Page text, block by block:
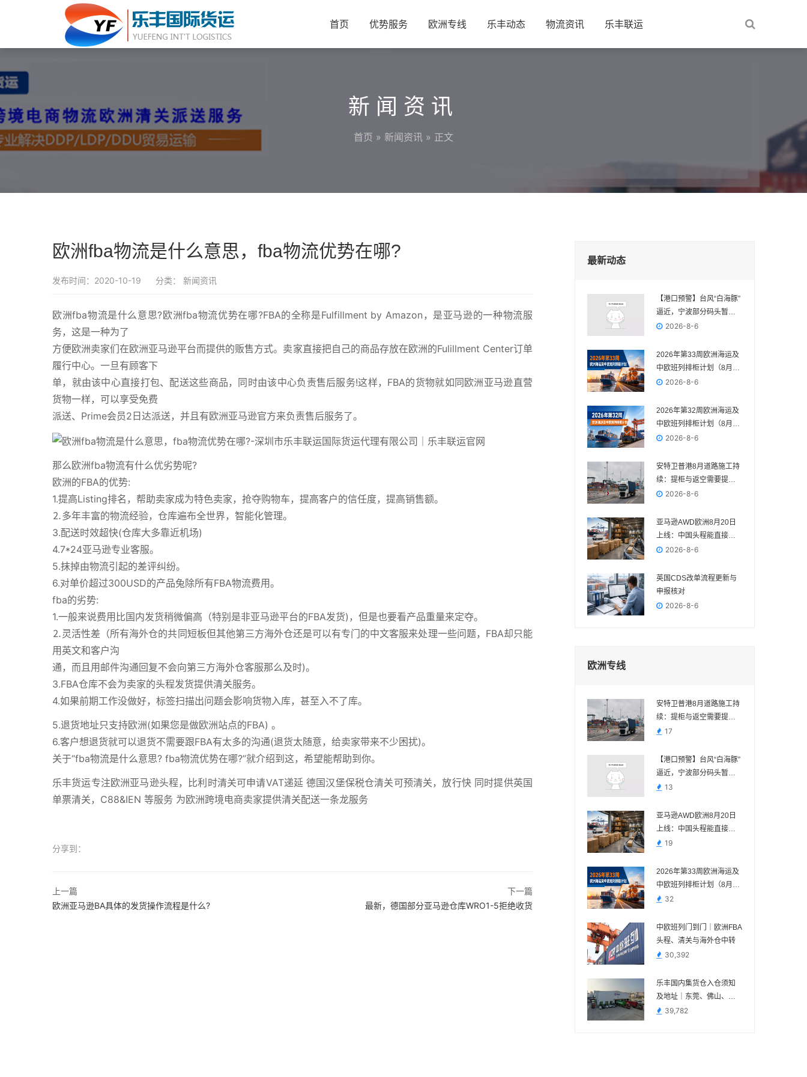
首页 优势服务 欧洲专线 乐丰动态 物流资讯 乐丰联运
新闻资讯
首页 » 新闻资讯 » 正文
欧洲fba物流是什么意思，fba物流优势在哪?
发布时间：2020-10-19 分类： 新闻资讯
欧洲fba物流是什么意思?欧洲fba物流优势在哪?FBA的全称是Fulfillment by Amazon，是亚马逊的一种物流服
务，这是一种为了
方便欧洲卖家们在欧洲亚马逊平台而提供的贩售方式。卖家直接把自己的商品存放在欧洲的Fulillment Center订单
履行中心。一旦有顾客下
单，就由该中心直接打包、配送这些商品，同时由该中心负责售后服务!这样，FBA的货物就如同欧洲亚马逊直营
货物一样，可以享受免费
派送、Prime会员2日达派送，并且有欧洲亚马逊官方来负责售后服务了。
那么欧洲fba物流有什么优劣势呢?
欧洲的FBA的优势:
1.提高Listing排名，帮助卖家成为特色卖家，抢夺购物车，提高客户的信任度，提高销售额。
⒉多年丰富的物流经验，仓库遍布全世界，智能化管理。
3.配送时效超快(仓库大多靠近机场)
4.7*24亚马逊专业客服。
5.抹掉由物流引起的差评纠纷。
6.对单价超过300USD的产品兔除所有FBA物流费用。
fba的劣势:
1.一般来说费用比国内发货稍微偏高（特别是非亚马逊平台的FBA发货)，但是也要看产品重量来定夺。
⒉灵活性差（所有海外仓的共同短板但其他第三方海外仓还是可以有专门的中文客服来处理一些问题，FBA却只能
用英文和客户沟
通，而且用邮件沟通回复不会向第三方海外仓客服那么及时)。
3.FBA仓库不会为卖家的头程发货提供清关服务。
4.如果前期工作没做好，标签扫描出问题会影响货物入库，甚至入不了库。
5.退货地址只支持欧洲(如果您是做欧洲站点的FBA) 。
6.客户想退货就可以退货不需要跟FBA有太多的沟通(退货太随意，给卖家带来不少困扰)。
关于“fba物流是什么意思? fba物流优势在哪?”就介绍到这，希望能帮助到你。
乐丰货运专注欧洲亚马逊头程，比利时清关可申请VAT递延 德国汉堡保税仓清关可预清关，放行快 同时提供英国
单票清关，C88&IEN 等服务 为欧洲跨境电商卖家提供清关配送一条龙服务
分享到：
上一篇
欧洲亚马逊BA具体的发货操作流程是什么?
下一篇
最新，德国部分亚马逊仓库WRO1-5拒绝收货
最新动态
【港口预警】台风“白海豚”
逼近，宁波部分码头暂停
作业，近期出货请提前规
2026-8-6
2026年第33周欧洲海运及
中欧班列排柜计划（8月10
日—8月16日）
2026-8-6
2026年第32周欧洲海运及
中欧班列排柜计划（8月3
日—8月9日）
2026-8-6
安特卫普港8月道路施工持
续：提柜与返空需要提前
核对路线
2026-8-6
亚马逊AWD欧洲8月20日
上线：中国头程能直接送
吗？2026-8-6
英国CDS改单流程更新与
申报核对
2026-8-6
欧洲专线
安特卫普港8月道路施工持
续：提柜与返空需要提前
核对路线
17
【港口预警】台风“白海豚”
逼近，宁波部分码头暂停
作业，近期出货请提前规
13
亚马逊AWD欧洲8月20日
上线：中国头程能直接送
吗？
19
2026年第33周欧洲海运及
中欧班列排柜计划（8月10
日—8月16日）
32
中欧班列门到门｜欧洲FBA
头程、清关与海外仓中转
30,392
乐丰国内集货仓入仓须知
及地址｜东莞、佛山、义
乌、苏州、宁波
39,782